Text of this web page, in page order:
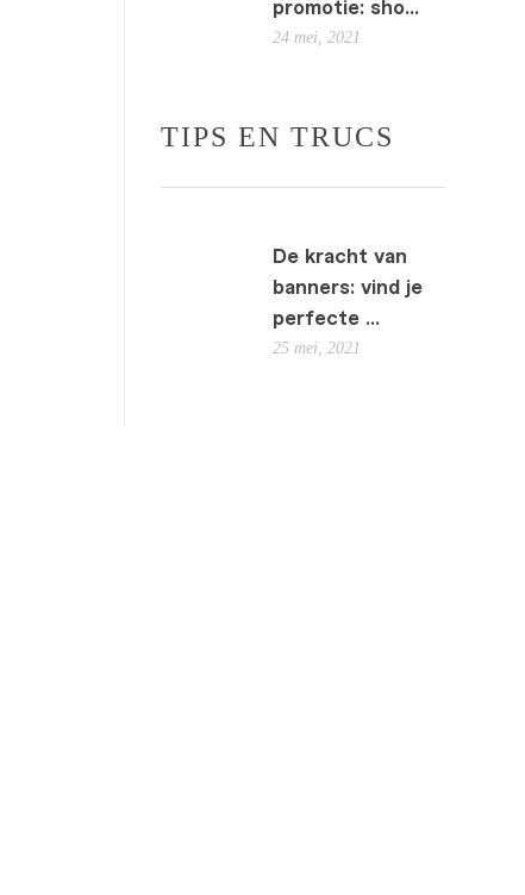
promotie: sho...
24 mei, 2021
TIPS EN TRUCS
De kracht van
banners: vind je
perfecte ...
25 mei, 2021